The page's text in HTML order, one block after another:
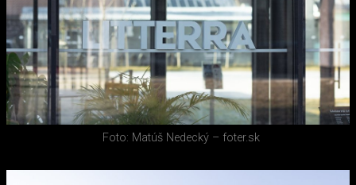
Foto: Matúš Nedecký – foter.sk